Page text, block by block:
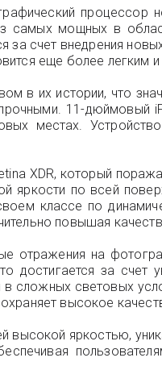
процессор
самых мощных в
счет внедрения
еще более легким
в их истории, что
11-дюймовый
местах.
XDR, который
яркости по всей
классе по
повышая
отражения на
достигается за
сложных световых
высокое
высокой яркостью,